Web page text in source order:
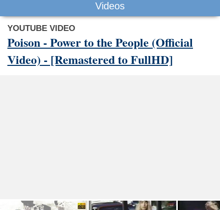
Videos
YOUTUBE VIDEO
Poison - Power to the People (Official
Video) - [Remastered to FullHD]